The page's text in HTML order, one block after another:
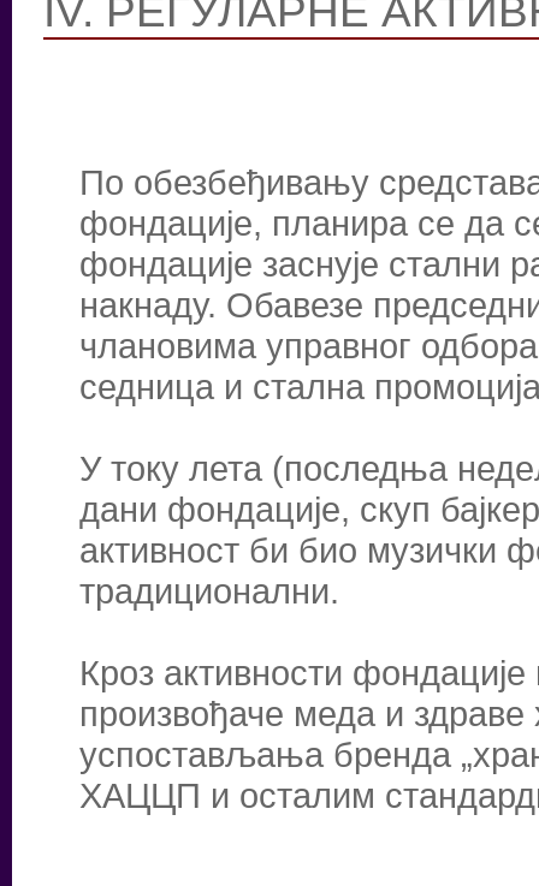
IV. РЕГУЛАРНЕ
По обезбеђивању
фондације, планира се да
фондације заснује стални
накнаду. Обавезе
члановима управног
седница и стална
У току лета (последња
дани фондације, скуп
активност би био музички
традиционални.
Кроз активности
произвођаче меда и
успостављања бренда
ХАЦЦП и осталим